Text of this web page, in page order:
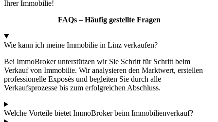
Ihrer Immobilie!
FAQs – Häufig gestellte Fragen
Wie kann ich meine Immobilie in Linz verkaufen?
Bei ImmoBroker unterstützen wir Sie Schritt für Schritt beim
Verkauf von Immobilie. Wir analysieren den Marktwert, erstellen
professionelle Exposés und begleiten Sie durch alle
Verkaufsprozesse bis zum erfolgreichen Abschluss.
Welche Vorteile bietet ImmoBroker beim Immobilienverkauf?